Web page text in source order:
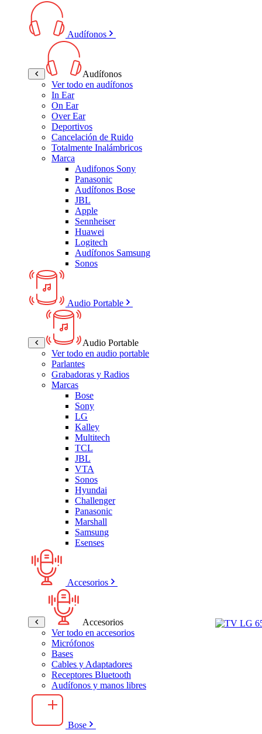
Audífonos
Audífonos
Ver todo en audífonos
In Ear
On Ear
Over Ear
Deportivos
Cancelación de Ruido
Totalmente Inalámbricos
Marca
Audifonos Sony
Panasonic
Audífonos Bose
JBL
Apple
Sennheiser
Huawei
Logitech
Audífonos Samsung
Sonos
Audio Portable
Audio Portable
Ver todo en audio portable
Parlantes
Grabadoras y Radios
Marcas
Bose
Sony
LG
Kalley
Multitech
TCL
JBL
VTA
Sonos
Hyundai
Challenger
Panasonic
Marshall
Samsung
Esenses
Accesorios
Accesorios
Ver todo en accesorios
Micrófonos
Bases
Cables y Adaptadores
Receptores Bluetooth
Audífonos y manos libres
Bose